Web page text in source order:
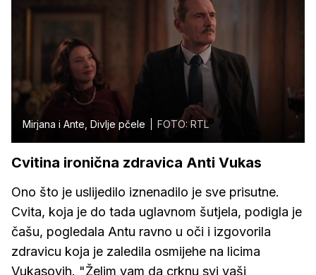
Mirjana i Ante, Divlje pčele FOTO: RTL
Cvitina ironična zdravica Anti Vukas
Ono što je uslijedilo iznenadilo je sve prisutne.
Cvita, koja je do tada uglavnom šutjela, podigla je
čašu, pogledala Antu ravno u oči i izgovorila
zdravicu koja je zaledila osmijehe na licima
Vukasovih. "Želim vam da crknu svi vaši